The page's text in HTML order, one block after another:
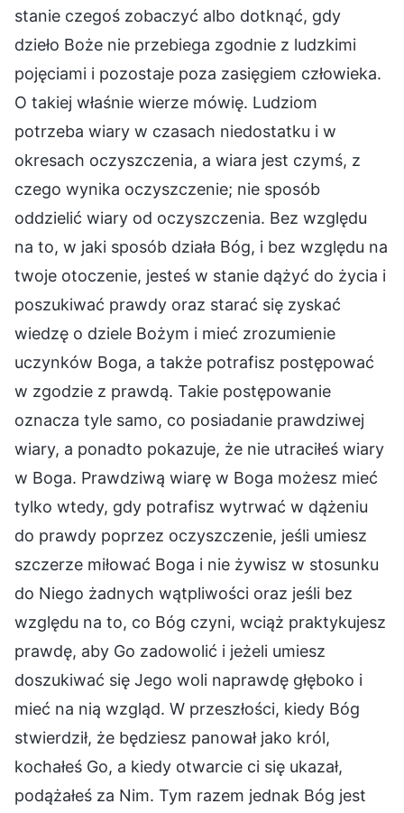
stanie czegoś zobaczyć albo dotknąć, gdy
dzieło Boże nie przebiega zgodnie z ludzkimi
pojęciami i pozostaje poza zasięgiem człowieka.
O takiej właśnie wierze mówię. Ludziom
potrzeba wiary w czasach niedostatku i w
okresach oczyszczenia, a wiara jest czymś, z
czego wynika oczyszczenie; nie sposób
oddzielić wiary od oczyszczenia. Bez względu
na to, w jaki sposób działa Bóg, i bez względu na
twoje otoczenie, jesteś w stanie dążyć do życia i
poszukiwać prawdy oraz starać się zyskać
wiedzę o dziele Bożym i mieć zrozumienie
uczynków Boga, a także potrafisz postępować
w zgodzie z prawdą. Takie postępowanie
oznacza tyle samo, co posiadanie prawdziwej
wiary, a ponadto pokazuje, że nie utraciłeś wiary
w Boga. Prawdziwą wiarę w Boga możesz mieć
tylko wtedy, gdy potrafisz wytrwać w dążeniu
do prawdy poprzez oczyszczenie, jeśli umiesz
szczerze miłować Boga i nie żywisz w stosunku
do Niego żadnych wątpliwości oraz jeśli bez
względu na to, co Bóg czyni, wciąż praktykujesz
prawdę, aby Go zadowolić i jeżeli umiesz
doszukiwać się Jego woli naprawdę głęboko i
mieć na nią wzgląd. W przeszłości, kiedy Bóg
stwierdził, że będziesz panował jako król,
kochałeś Go, a kiedy otwarcie ci się ukazał,
podążałeś za Nim. Tym razem jednak Bóg jest